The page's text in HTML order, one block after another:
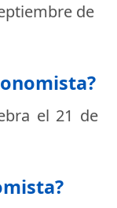
de
el 21 de